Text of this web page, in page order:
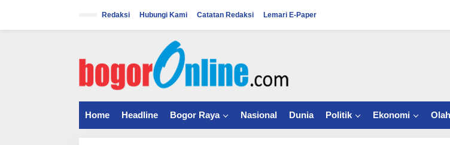
i
Redaksi Hubungi Kami Catatan Redaksi Lemari E-Paper
Home Headline Bogor Raya Nasional Dunia Politik Ekonomi